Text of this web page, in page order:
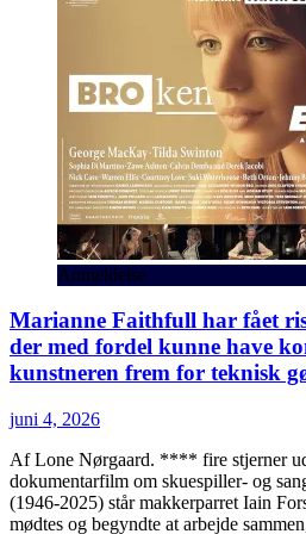
Anmeldelse
Marianne Faithfull har fået
der med fordel kunne have
kunstneren frem for teknisk
juni 4, 2026
Af Lone Nørgaard. **** fire stjerner
dokumentarfilm om skuespiller- og
(1946-2025) står makkerparret Iain
mødtes og begyndte at arbejde